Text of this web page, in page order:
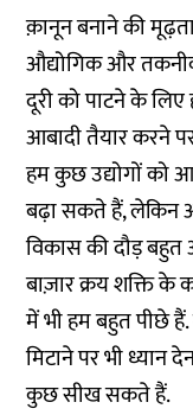
क़ानून बनाने की
औद्योगिक और
दूरी को पाटने के
आबादी तैयार करने
हम कुछ उद्योगों को
बढ़ा सकते हैं, लेकिन
विकास की दौड़
बाज़ार क्रय शक्ति के
में भी हम बहुत पीछे
मिटाने पर भी ध्यान
कुछ सीख सकते हैं.